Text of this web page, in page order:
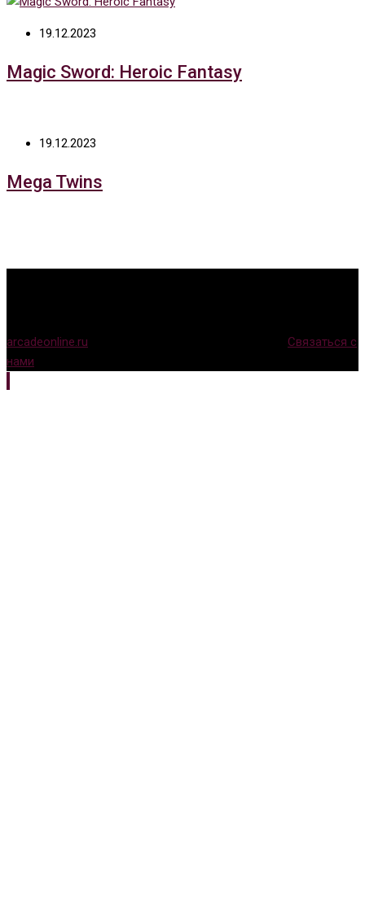
19.12.2023
Magic Sword: Heroic Fantasy
19.12.2023
Mega Twins
arcadeonline.ru
Связаться с
нами